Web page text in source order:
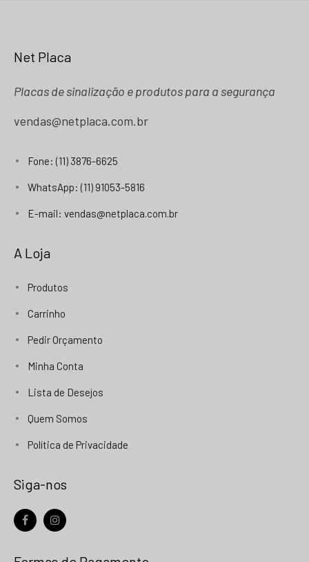
Net Placa
Placas de sinalização e produtos para a segurança
vendas@netplaca.com.br
Fone: (11) 3876-6625
WhatsApp: (11) 91053-5816
E-mail: vendas@netplaca.com.br
A Loja
Produtos
Carrinho
Pedir Orçamento
Minha Conta
Lista de Desejos
Quem Somos
Política de Privacidade
Siga-nos